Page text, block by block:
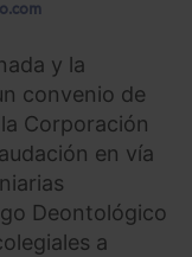
y la
convenio de
Corporación
en vía
Deontológico
a